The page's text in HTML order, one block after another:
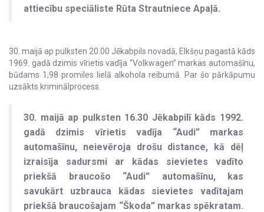
attiecību speciāliste Rūta Strautniece Apaļā.
30. maijā ap pulksten 20.00 Jēkabpils novadā, Elkšņu pagastā kāds
1969. gadā dzimis vīrietis vadīja “Volkwagen” markas automašīnu,
būdams 1,98 promiles lielā alkohola reibumā. Par šo pārkāpumu
uzsākts kriminālprocess.
30. maijā ap pulksten 16.30 Jēkabpilī kāds 1992.
gadā dzimis vīrietis vadīja “Audi” markas
automašīnu, neievēroja drošu distance, kā dēļ
izraisīja sadursmi ar kādas sievietes vadīto
priekšā braucošo “Audi” automašīnu, kas
savukārt uzbrauca kādas sievietes vadītajam
priekšā braucošajam “Škoda” markas spēkratam.